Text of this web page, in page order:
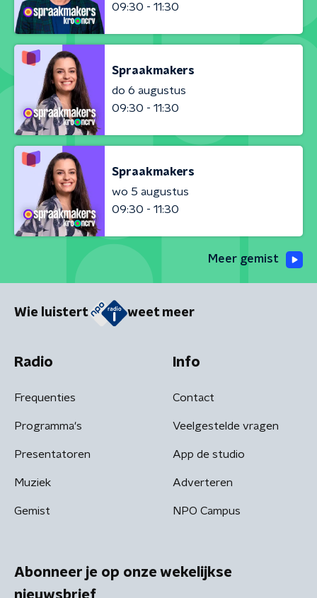
09:30 - 11:30
Spraakmakers
do 6 augustus
09:30 - 11:30
Spraakmakers
wo 5 augustus
09:30 - 11:30
Meer gemist
Wie luistert weet meer
Radio
Frequenties
Programma's
Presentatoren
Muziek
Gemist
Info
Contact
Veelgestelde vragen
App de studio
Adverteren
NPO Campus
Abonneer je op onze wekelijkse
nieuwsbrief